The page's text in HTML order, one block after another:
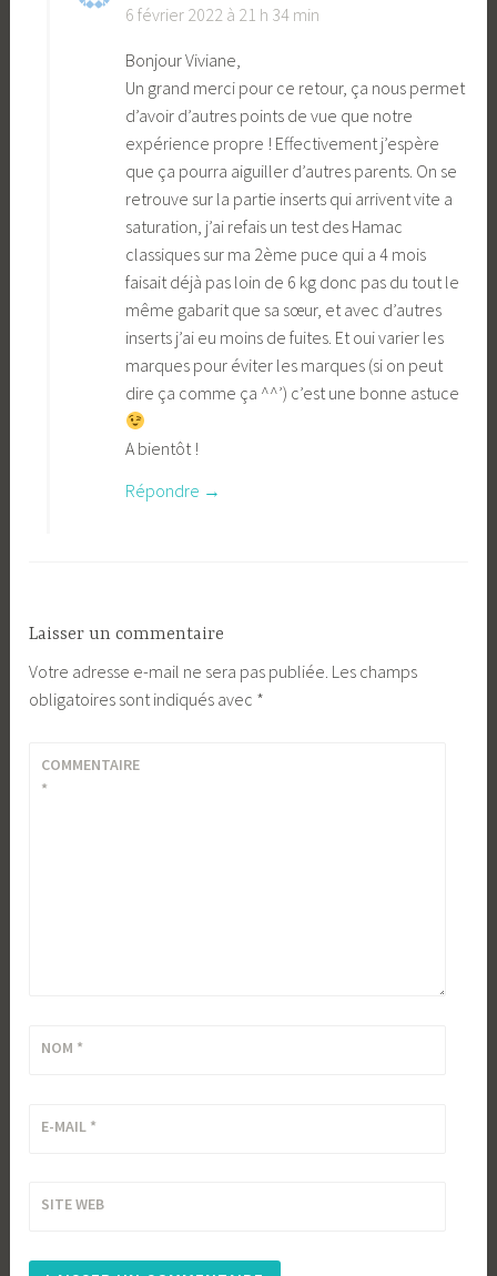
6 février 2022 à 21 h 34 min
Bonjour Viviane,
Un grand merci pour ce retour, ça nous permet
d’avoir d’autres points de vue que notre
expérience propre ! Effectivement j’espère
que ça pourra aiguiller d’autres parents. On se
retrouve sur la partie inserts qui arrivent vite a
saturation, j’ai refais un test des Hamac
classiques sur ma 2ème puce qui a 4 mois
faisait déjà pas loin de 6 kg donc pas du tout le
même gabarit que sa sœur, et avec d’autres
inserts j’ai eu moins de fuites. Et oui varier les
marques pour éviter les marques (si on peut
dire ça comme ça ^^’) c’est une bonne astuce
A bientôt !
Répondre
Laisser un commentaire
Votre adresse e-mail ne sera pas publiée. Les champs
obligatoires sont indiqués avec *
COMMENTAIRE
*
NOM *
E-MAIL *
SITE WEB